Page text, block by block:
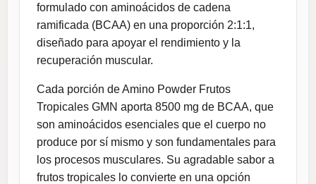
formulado con aminoácidos de cadena
ramificada (BCAA) en una proporción 2:1:1,
diseñado para apoyar el rendimiento y la
recuperación muscular.
Cada porción de Amino Powder Frutos
Tropicales GMN aporta 8500 mg de BCAA, que
son aminoácidos esenciales que el cuerpo no
produce por sí mismo y son fundamentales para
los procesos musculares. Su agradable sabor a
frutos tropicales lo convierte en una opción